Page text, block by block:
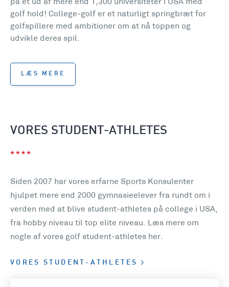
på et ud af mere end 1,300 universiteter i USA med
golf hold! College-golf er et naturligt springbræt for
golfspillere med ambitioner om at nå toppen og
udvikle deres spil.
LÆS MERE
VORES STUDENT-ATHLETES
Siden 2007 har vores erfarne Sports Konsulenter
hjulpet mere end 2000 gymnasieelever fra rundt om i
verden med at blive student-athletes på college i USA,
fra hobby niveau til top elite niveau. Læs mere om
nogle af vores golf student-athletes her.
VORES STUDENT-ATHLETES